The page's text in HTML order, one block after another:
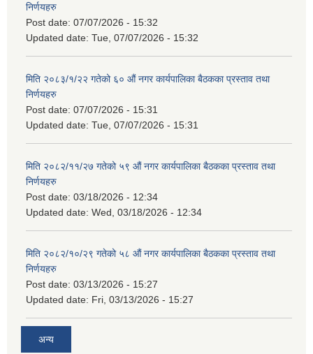
निर्णयहरु
Post date: 07/07/2026 - 15:32
Updated date: Tue, 07/07/2026 - 15:32
मिति २०८३/१/२२ गतेको ६० औं नगर कार्यपालिका बैठकका प्रस्ताव तथा
निर्णयहरु
Post date: 07/07/2026 - 15:31
Updated date: Tue, 07/07/2026 - 15:31
मिति २०८२/११/२७ गतेको ५९ औं नगर कार्यपालिका बैठकका प्रस्ताव तथा
निर्णयहरु
Post date: 03/18/2026 - 12:34
Updated date: Wed, 03/18/2026 - 12:34
मिति २०८२/१०/२९ गतेको ५८ औं नगर कार्यपालिका बैठकका प्रस्ताव तथा
निर्णयहरु
Post date: 03/13/2026 - 15:27
Updated date: Fri, 03/13/2026 - 15:27
अन्य